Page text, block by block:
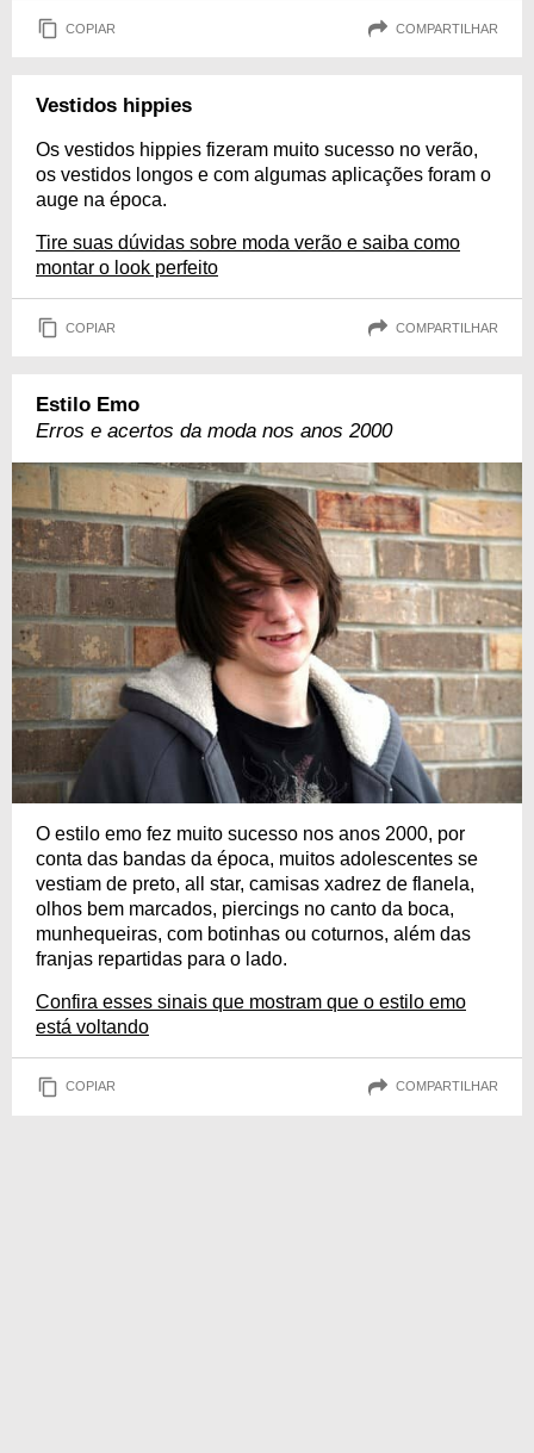
COPIAR COMPARTILHAR
Vestidos hippies
Os vestidos hippies fizeram muito sucesso no verão,
os vestidos longos e com algumas aplicações foram o
auge na época.
Tire suas dúvidas sobre moda verão e saiba como
montar o look perfeito
COPIAR COMPARTILHAR
Estilo Emo
Erros e acertos da moda nos anos 2000
O estilo emo fez muito sucesso nos anos 2000, por
conta das bandas da época, muitos adolescentes se
vestiam de preto, all star, camisas xadrez de flanela,
olhos bem marcados, piercings no canto da boca,
munhequeiras, com botinhas ou coturnos, além das
franjas repartidas para o lado.
Confira esses sinais que mostram que o estilo emo
está voltando
COPIAR COMPARTILHAR